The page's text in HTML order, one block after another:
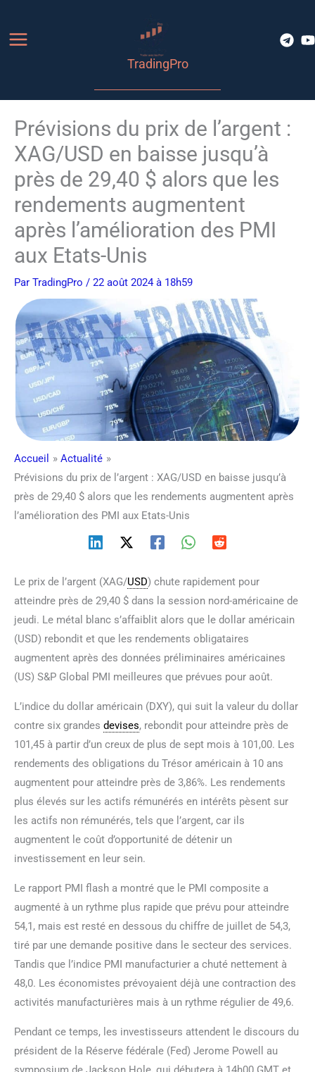
contenu
TradingPro
Prévisions du prix de l’argent :
XAG/USD en baisse jusqu’à
près de 29,40 $ alors que les
rendements augmentent
après l’amélioration des PMI
aux Etats-Unis
Par TradingPro / 22 août 2024 à 18h59
Accueil
Actualité
Prévisions du prix de l’argent : XAG/USD en baisse jusqu’à
près de 29,40 $ alors que les rendements augmentent après
l’amélioration des PMI aux Etats-Unis
Le prix de l’argent (XAG/USD) chute rapidement pour
atteindre près de 29,40 $ dans la session nord-américaine de
jeudi. Le métal blanc s’affaiblit alors que le dollar américain
(USD) rebondit et que les rendements obligataires
augmentent après des données préliminaires américaines
(US) S&P Global PMI meilleures que prévues pour août.
L’indice du dollar américain (DXY), qui suit la valeur du dollar
contre six grandes devises, rebondit pour atteindre près de
101,45 à partir d’un creux de plus de sept mois à 101,00. Les
rendements des obligations du Trésor américain à 10 ans
augmentent pour atteindre près de 3,86%. Les rendements
plus élevés sur les actifs rémunérés en intérêts pèsent sur
les actifs non rémunérés, tels que l’argent, car ils
augmentent le coût d’opportunité de détenir un
investissement en leur sein.
Le rapport PMI flash a montré que le PMI composite a
augmenté à un rythme plus rapide que prévu pour atteindre
54,1, mais est resté en dessous du chiffre de juillet de 54,3,
tiré par une demande positive dans le secteur des services.
Tandis que l’indice PMI manufacturier a chuté nettement à
48,0. Les économistes prévoyaient déjà une contraction des
activités manufacturières mais à un rythme régulier de 49,6.
Pendant ce temps, les investisseurs attendent le discours du
président de la Réserve fédérale (Fed) Jerome Powell au